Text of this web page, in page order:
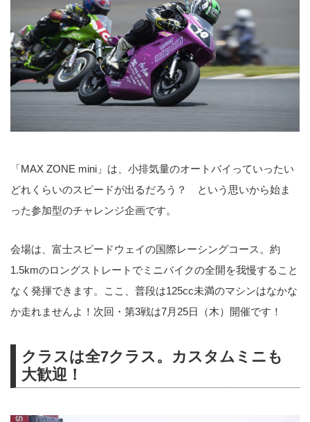
「MAX ZONE mini」は、小排気量のオートバイっていったい
どれくらいのスピードが出るだろう？ という思いから始ま
った参加型のチャレンジ企画です。
会場は、富士スピードウェイの国際レーシングコース。約
1.5kmのロングストレートでミニバイクの全開を我慢すること
なく発揮できます。ここ、普段は125cc未満のマシンはなかな
か走れませんよ！次回・第3戦は7月25日（木）開催です！
クラスは全7クラス。カスタムミニも
大歓迎！